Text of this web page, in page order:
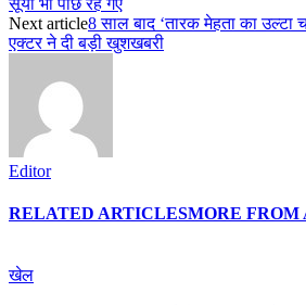
Next article8 साल बाद ‘तारक मेहता का उल्टा
एक्टर ने दी बड़ी खुशखबरी
Editor
RELATED ARTICLESMORE FROM
खेल